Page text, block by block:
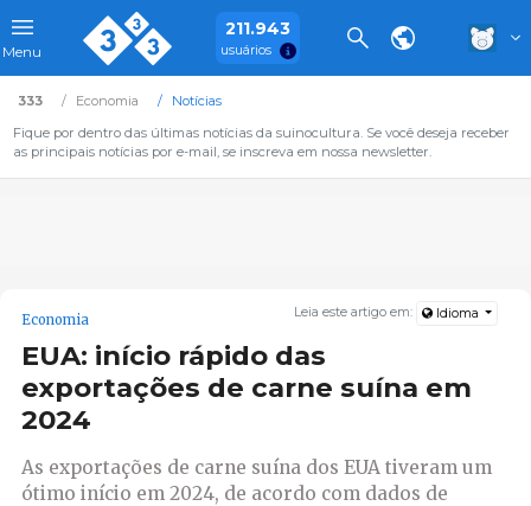
Menu
211.943
usuários
333 Economia
Notícias
Fique por dentro das últimas notícias da suinocultura. Se você deseja receber
as principais notícias por e-mail, se inscreva em nossa newsletter.
Leia este artigo em: Idioma
Economia
EUA: início rápido das
exportações de carne suína em
2024
As exportações de carne suína dos EUA tiveram um
ótimo início em 2024, de acordo com dados de